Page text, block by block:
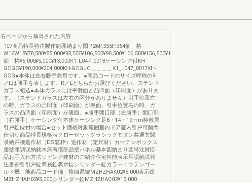
右ページから抽出された内容
107商品特長特注製作範囲納まり図P.26P.355P.364価 格
価 格¥5,000¥5,000¥13,000K1_L047_0018ケーシング付KH-
GCGC¥190,000¥204,000KH-GCGJC＿＿＿＿K1_L047_0017KH-
GCG●本体は左右勝手兼用です。●商品コードのサイズ呼称のR
／Lは勝手を表します。R／Lどちらかお選びください。ステンド
ガラス組込●本体ガラスには平滑面と凸凹面（印刷面）がありま
す。（ステンドガラスは左右の区分がありません）引手位置左
の時、ガラスの凸凹面（印刷面）が表面。引手位置右の時、ガ
ラスの凸凹面（印刷面）が裏面。●勝手開口部（左勝手）開口部
（右勝手）ケーシング付本体ケーシング足8・14・19mm枠敷居
引戸錠錠付の場合●セット価格対象範囲室内ドア室内引戸可動間
仕切り商品特長規格表クローゼットクラシックモダン共通玄関
収納戸襖造作材（DS窓枠）造作材（定尺材）カーテンボックス
腰壁漆調収納銘木床有償部品壁パネル基本図納まり図特注対応
品お手入れ方法リビング建材のご紹介住宅性能表示用語解説発
注書索引引戸錠簡易錠表示錠シリンダー錠カラー：サテンゴー
ルド機 能商品コード価 格簡易錠MZHZHAK02¥5,000表示錠
MZHZHAH02¥5,000シリンダー錠MZHZHAC02¥13,000